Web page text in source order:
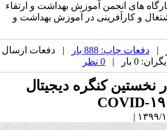
های انجمن آموزش بهداشت و ارتقاء
و کارآفرینی در آموزش بهداشت و
دفعات چاپ: 888 بار
| دفعات ارسال
0 بار |
نخستین کنگره دیجیتال